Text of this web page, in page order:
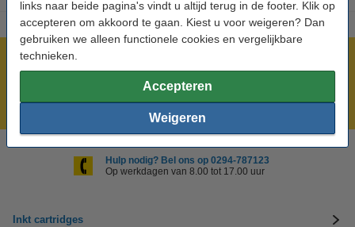
links naar beide pagina's vindt u altijd terug in de footer. Klik op
accepteren om akkoord te gaan. Kiest u voor weigeren? Dan
gebruiken we alleen functionele cookies en vergelijkbare
technieken.
Accepteren
Weigeren
Meer dan 5 miljoen klanten!
Voor 23.59 uur besteld, morgen in huis!
Laagsteprijsgarantie!
Hulp nodig? Bel ons op 0294-787123
Op werkdagen van 8.00 tot 17.00 uur
Inkt cartridges